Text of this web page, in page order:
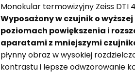
Monokular termowizyjny Zeiss
Wyposażony w czujnik o
poziomach powiększenia i
aparatami z mniejszymi
płynny obraz w wysokiej
kontrastu i lepsze odwzorowanie